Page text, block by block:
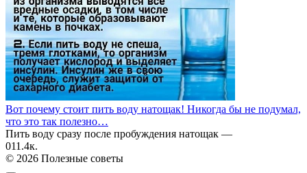
Вот почему стоит пить воду натощак! Никогда бы не подумал,
что это так полезно…
Пить воду сразу после пробуждения натощак —
011.4к.
© 2026 Полезные советы